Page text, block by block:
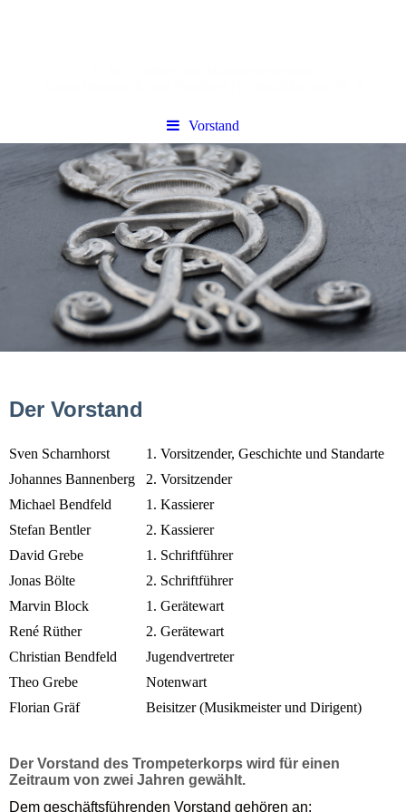
Vorstand
Der Vorstand
Sven Scharnhorst
1. Vorsitzender, Geschichte und Standarte
Johannes Bannenberg
2. Vorsitzender
Michael Bendfeld
1. Kassierer
Stefan Bentler
2. Kassierer
David Grebe
1. Schriftführer
Jonas Bölte
2. Schriftführer
Marvin Block
1. Gerätewart
René Rüther
2. Gerätewart
Christian Bendfeld
Jugendvertreter
Theo Grebe
Notenwart
Florian Gräf
Beisitzer (Musikmeister und Dirigent)
Der Vorstand des Trompeterkorps wird für einen
Zeitraum von zwei Jahren gewählt.
Dem geschäftsführenden Vorstand gehören an: